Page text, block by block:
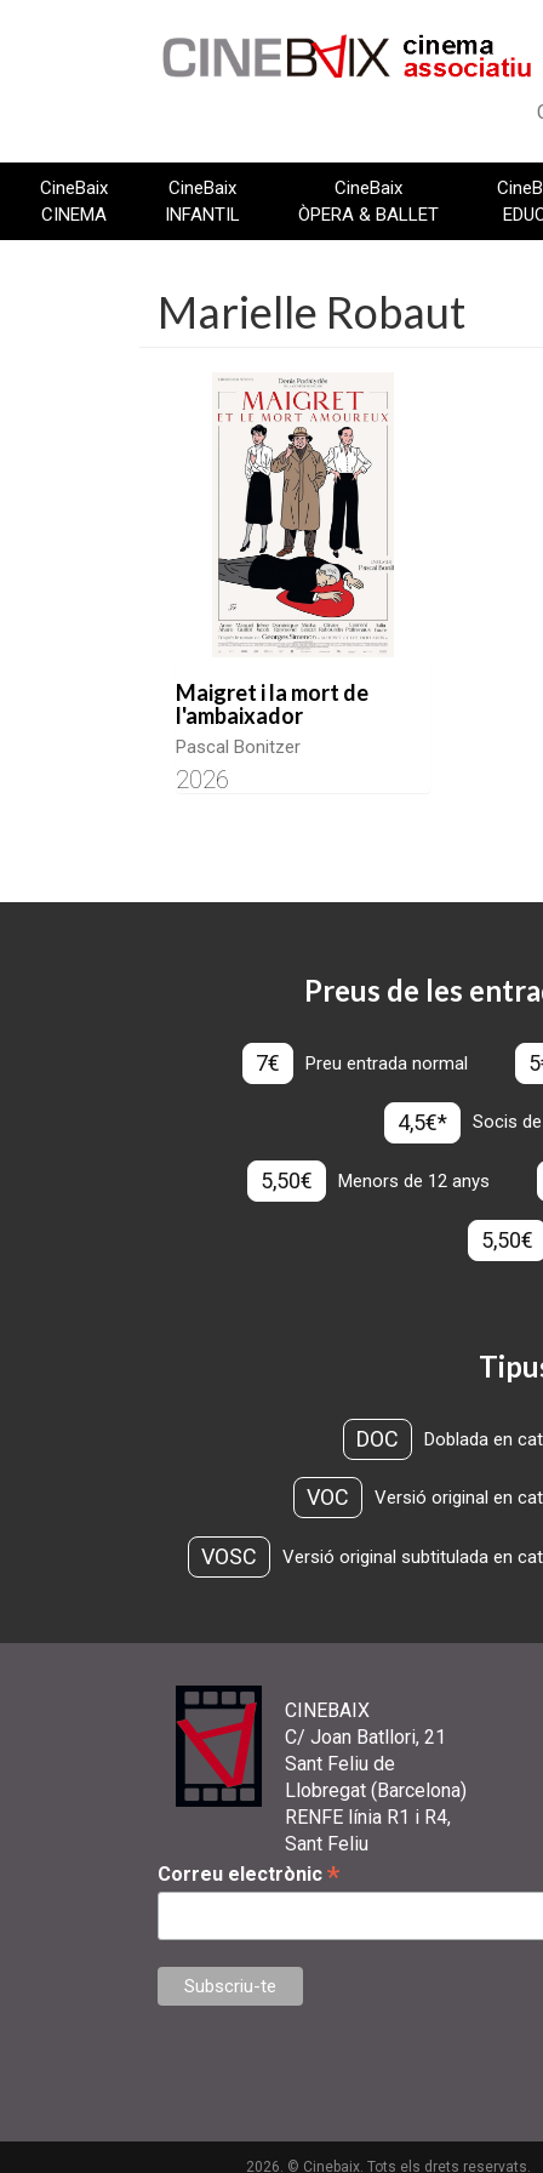
CineBaix
CINEMA
CineBaix
INFANTIL
CineBaix
ÒPERA & BALLET
Marielle Robaut
Maigret i la mort de
l'ambaixador
Pascal Bonitzer
2026
Preus de les
7€ Preu entrada normal
4,5€* Socis
5,50€ Menors de 12 anys
5,50€
DOC Doblada en
VOC Versió original en
VOSC Versió original subtitulada en
CINEBAIX
C/ Joan Batllori, 21
Sant Feliu de
Llobregat (Barcelona)
RENFE línia R1 i R4,
Sant Feliu
Correu electrònic *
2026. © Cinebaix. Tots els drets reservats.